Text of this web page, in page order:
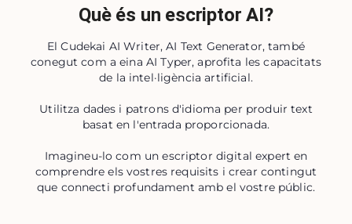
Què és un escriptor AI?
El Cudekai AI Writer, AI Text Generator, també
conegut com a eina AI Typer, aprofita les capacitats
de la intel·ligència artificial.
Utilitza dades i patrons d'idioma per produir text
basat en l'entrada proporcionada.
Imagineu-lo com un escriptor digital expert en
comprendre els vostres requisits i crear contingut
que connecti profundament amb el vostre públic.